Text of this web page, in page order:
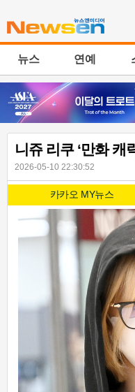
뉴스 연예
니쥬 리쿠 ‘만화 캐
2026-05-10 22:30:52
카카오 MY뉴스